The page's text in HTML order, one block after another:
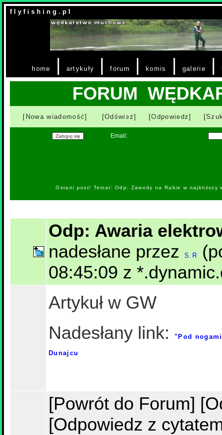
f l y f i s h i n g . p l
home | artykuły |forum | komis | galerie |
FORUM
[Nowa wiadomość] [Odśwież] [Odpowiedz]
Email:
Ostani post! Temat: Odp: Zawody na Rabie w
Odp: Awaria
nadesłane przez
S.R
08:45:09 z
Artykuł w GW
Nadesłany link:
"Pod
Dunajcu
[Powrót do Forum]
[Odpowiedz z